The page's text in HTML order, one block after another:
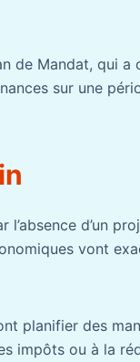
de Mandat, qui a
sur une
d’un
vont
planifier des
impôts ou à la